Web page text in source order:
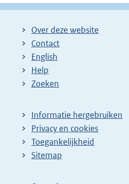
Over deze website
Contact
English
Help
Zoeken
Informatie hergebruiken
Privacy en cookies
Toegankelijkheid
Sitemap